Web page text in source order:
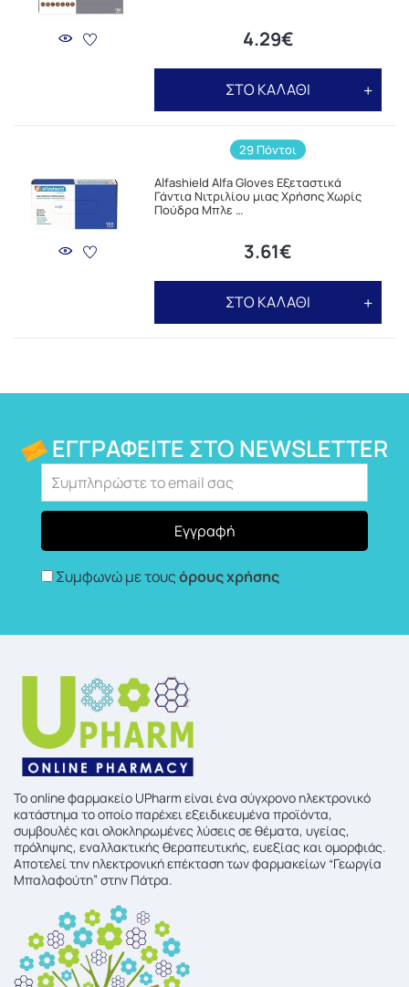
4.29€
ΣΤΟ ΚΑΛΑΘΙ
29 Πόντοι
Alfashield Alfa Gloves Εξεταστικά
Γάντια Νιτριλίου μιας Χρήσης Χωρίς
Πούδρα Μπλε …
3.61€
ΣΤΟ ΚΑΛΑΘΙ
ΕΓΓΡΑΦΕΊΤΕ ΣΤΟ NEWSLETTER
Συμφωνώ με τουςόρους χρήσης
To online φαρμακείο UPharm είναι ένα σύγχρονο ηλεκτρονικό
κατάστημα το οποίο παρέχει εξειδικευμένα προϊόντα,
συμβουλές και ολοκληρωμένες λύσεις σε θέματα, υγείας,
πρόληψης, εναλλακτικής θεραπευτικής, ευεξίας και ομορφιάς.
Αποτελεί την ηλεκτρονική επέκταση των φαρμακείων “Γεωργία
Μπαλαφούτη” στην Πάτρα.